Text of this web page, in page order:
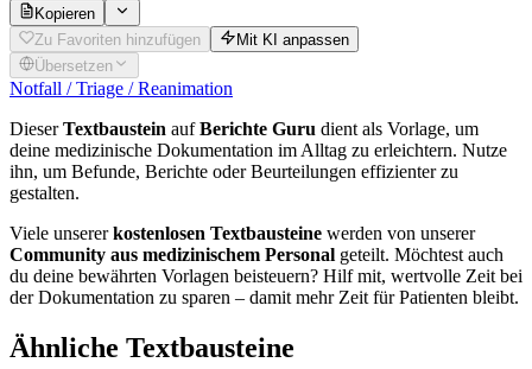
Kopieren
Zu Favoriten hinzufügen
Mit KI anpassen
Übersetzen
Notfall / Triage / Reanimation
DieserTextbaustein aufBerichte Guru dient als Vorlage, um
deine medizinische Dokumentation im Alltag zu erleichtern. Nutze
ihn, um Befunde, Berichte oder Beurteilungen effizienter zu
gestalten.
Viele unsererkostenlosen Textbausteine werden von unserer
Community aus medizinischem Personal geteilt. Möchtest auch
du deine bewährten Vorlagen beisteuern? Hilf mit, wertvolle Zeit bei
der Dokumentation zu sparen – damit mehr Zeit für Patienten bleibt.
Ähnliche Textbausteine